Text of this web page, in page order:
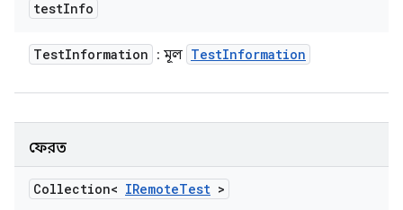
testInfo
TestInformation : মূল TestInformation
ফেরত
Collection< IRemoteTest >